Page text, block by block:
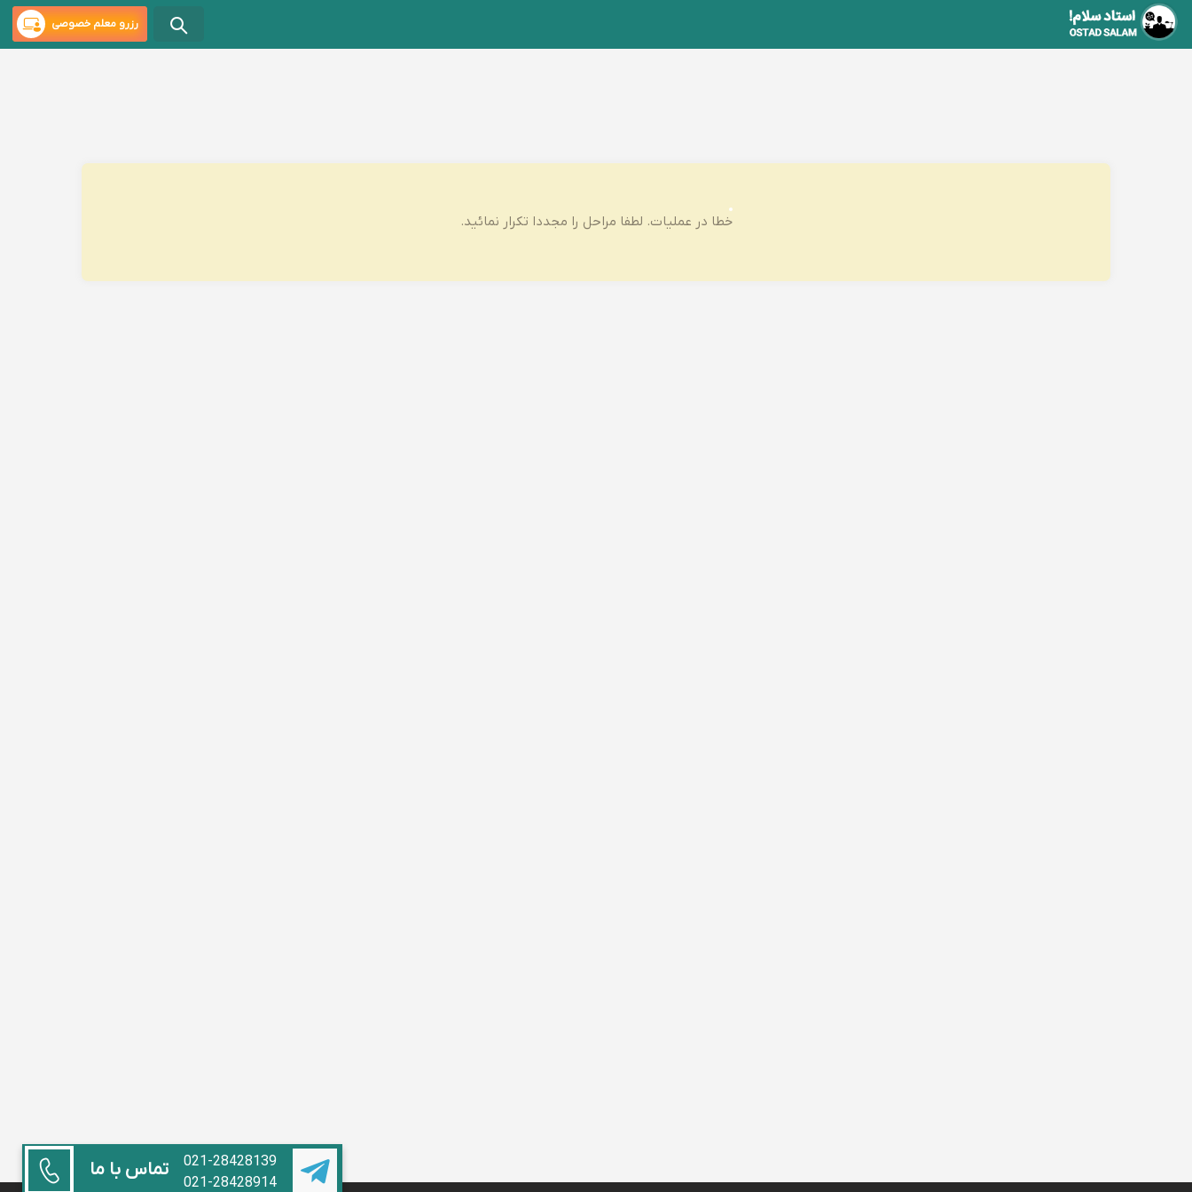
تماس با ما
021-28428139
021-28428914
رزرو معلم خصوصی
خطا در عملیات. لطفا مراحل را مجددا تکرار نمائید.